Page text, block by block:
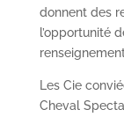
donnent des
l’opportunité
Les Cie
Cheval